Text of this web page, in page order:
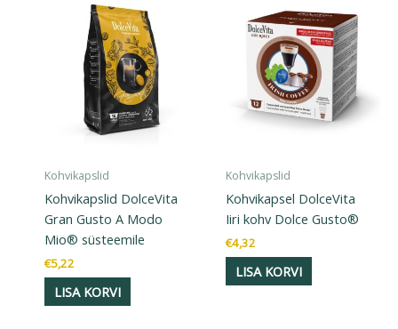
Kohvikapslid
Kohvikapslid DolceVita
Gran Gusto A Modo
Mio® süsteemile
€5,22
LISA KORVI
Kohvikapslid
Kohvikapsel DolceVita
Iiri kohv Dolce Gusto®
€4,32
LISA KORVI